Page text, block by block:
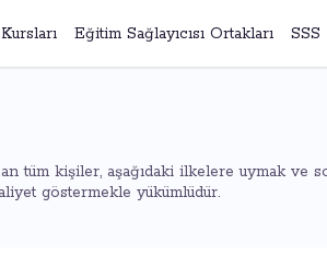
Eğitim Sağlayıcısı Ortakları SSS
tüm kişiler, aşağıdaki ilkelere uymak ve
göstermekle yükümlüdür.